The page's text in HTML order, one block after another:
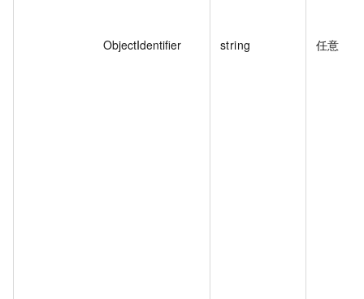
ObjectIdentifier string 任意